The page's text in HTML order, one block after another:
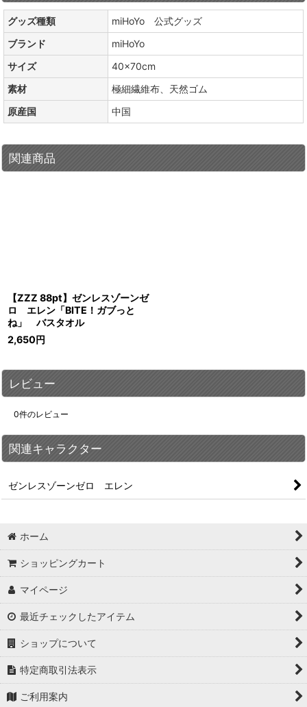
グッズ種類
miHoYo 公式グッズ
ブランド
miHoYo
サイズ
40×70cm
素材
極細繊維布、天然ゴム
原産国
中国
関連商品
【ZZZ 88pt】ゼンレスゾーンゼ
ロ エレン「BITE！ガブっと
ね」 バスタオル
2,650円
レビュー
0件のレビュー
関連キャラクター
ゼンレスゾーンゼロ エレン
ホーム
ショッピングカート
マイページ
最近チェックしたアイテム
ショップについて
特定商取引法表示
ご利用案内